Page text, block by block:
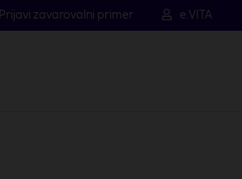
Prijavi zavarovalni primer e.VITA